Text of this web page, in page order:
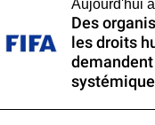
Aujourd'hui
Des
les droits
demandent
systémique